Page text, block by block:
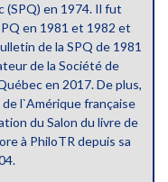
(SPQ) en 1974. Il fut
en 1981 et 1982 et
de la SPQ de 1981
de la Société de
en 2017. De plus,
l`Amérique française
du Salon du livre de
à PhiloTR depuis sa